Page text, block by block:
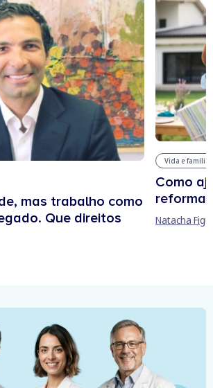
mas trabalho como
Que direitos
Vida e família
Como
reforma
Natacha